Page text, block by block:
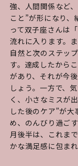
強、人間関係など
こと”が形になり
って双子座さんは
流れに入ります。
自然と次のステッ
す。達成したから
があり、それが今
しょう。一方で、
く、小さなミスが
した後のケア”が
め、のんびり過ご
月後半は、これま
かな満足感に包ま